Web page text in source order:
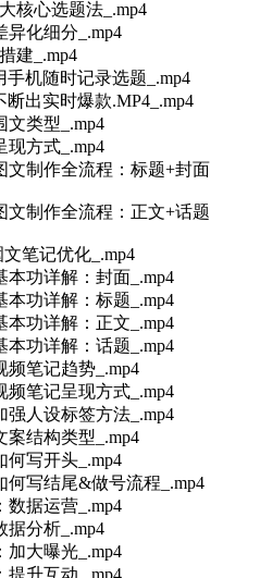
核心选题法_.mp4
异化细分_.mp4
建_.mp4
机随时记录选题_.mp4
出实时爆款.MP4_.mp4
文类型_.mp4
现方式_.mp4
文制作全流程：标题+封面
文制作全流程：正文+话题
笔记优化_.mp4
本功详解：封面_.mp4
本功详解：标题_.mp4
本功详解：正文_.mp4
本功详解：话题_.mp4
频笔记趋势_.mp4
频笔记呈现方式_.mp4
强人设标签方法_.mp4
案结构类型_.mp4
何写开头_.mp4
何写结尾&做号流程_.mp4
数据运营_.mp4
据分析_.mp4
加大曝光_.mp4
提升互动_.mp4